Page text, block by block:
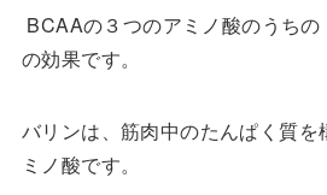
BCAAの３つのアミノ酸のうちの
の効果です。
バリンは、筋肉中のたんぱく質
ミノ酸です。